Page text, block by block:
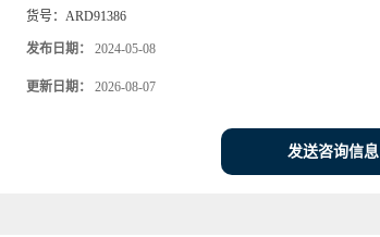
货号： ARD91386
发布日期： 2024-05-08
更新日期： 2026-08-07
发送咨询信息